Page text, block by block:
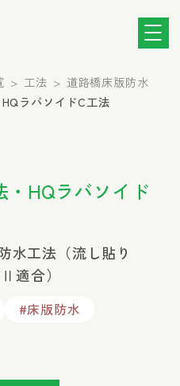
工法
道路橋床版防水
ラバソイドC工法
・HQラバソイド
水工法（流し貼り
適合）
#床版防水